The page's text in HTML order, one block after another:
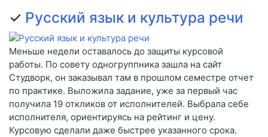
✓ Русский язык и культура речи
Меньше недели оставалось до защиты курсовой
работы. По совету одногруппника зашла на сайт
Студворк, он заказывал там в прошлом семестре отчет
по практике. Выложила задание, уже за первый час
получила 19 откликов от исполнителей. Выбрала себе
исполнителя, ориентируясь на рейтинг и цену.
Курсовую сделали даже быстрее указанного срока.